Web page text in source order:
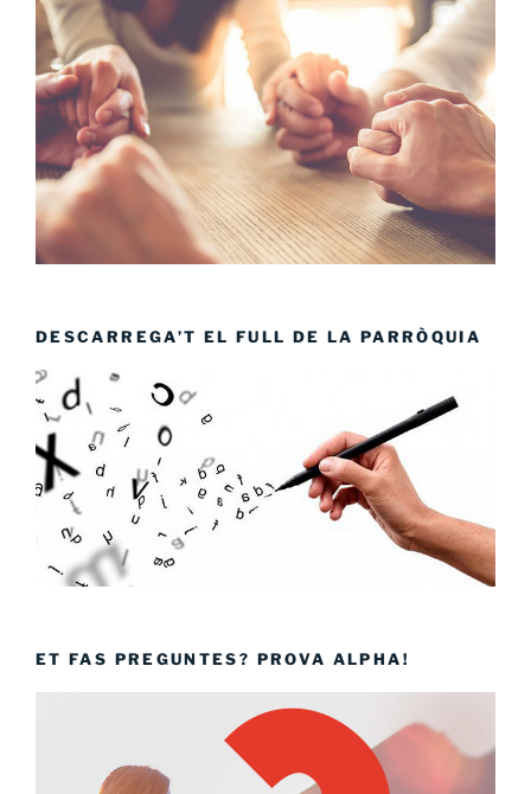
DESCARREGA’T EL FULL DE LA PARRÒQUIA
ET FAS PREGUNTES? PROVA ALPHA!